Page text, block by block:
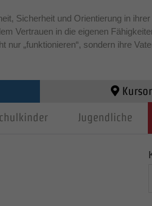
Sicherheit und Orientierung in
Vertrauen in die eigenen
nur „funktionieren“, sondern ihre
Jugendliche